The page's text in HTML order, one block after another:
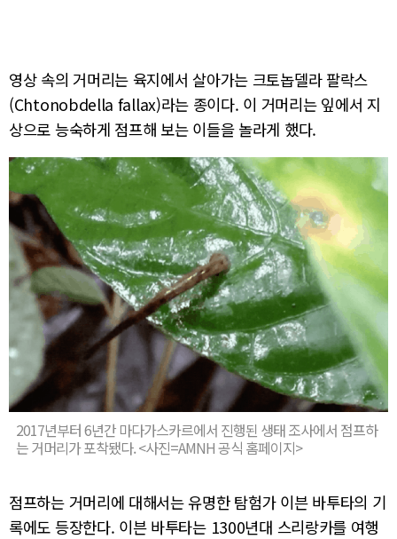
영상 속의 거머리는 육지에서 살아가는 크토놉델라 팔락스
(Chtonobdella fallax)라는 종이다. 이 거머리는 잎에서 지
상으로 능숙하게 점프해 보는 이들을 놀라게 했다.
2017년부터 6년간 마다가스카르에서 진행된 생태 조사에서 점프하
는 거머리가 포착됐다. <사진=AMNH 공식 홈페이지>
점프하는 거머리에 대해서는 유명한 탐험가 이븐 바투타의 기
록에도 등장한다. 이븐 바투타는 1300년대 스리랑카를 여행